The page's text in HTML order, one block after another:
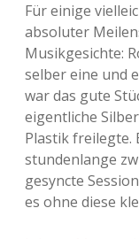
Für einige
absoluter
Musikgesichte:
selber eine und
war das gute
eigentliche
Plastik freilegte.
stundenlange
gesyncte
es ohne diese